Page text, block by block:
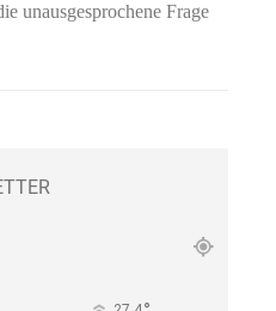
unausgesprochene Frage